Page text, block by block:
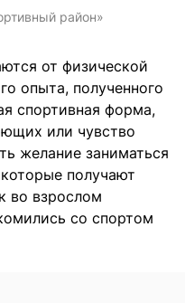
район»
от физической
опыта, полученного
спортивная форма,
или чувство
желание заниматься
получают
во взрослом
со спортом